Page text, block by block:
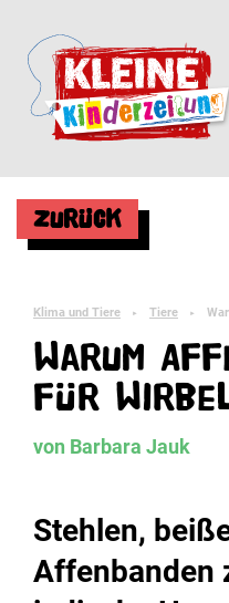
Zurück
Klima und Tiere ► Tiere ►
Warum
für
von Barbara Jauk
Stehlen,
Affenbanden